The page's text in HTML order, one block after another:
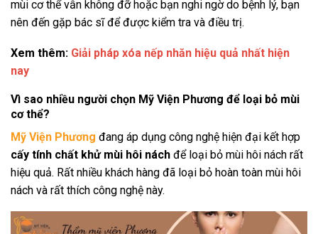
mùi cơ thể vẫn không đỡ hoặc bạn nghi ngờ do bệnh lý, bạn
nên đến gặp bác sĩ để được kiểm tra và điều trị.
Xem thêm: Giải pháp xóa nếp nhăn hiệu quả nhất hiện
nay
Vì sao nhiều người chọn Mỹ Viện Phương để loại bỏ mùi
cơ thể?
Mỹ Viện Phương đang áp dụng công nghệ hiện đại kết hợp
cấy tính chất khử mùi hôi nách để loại bỏ mùi hôi nách rất
hiệu quả. Rất nhiều khách hàng đã loại bỏ hoàn toàn mùi hôi
nách và rất thích công nghệ này.